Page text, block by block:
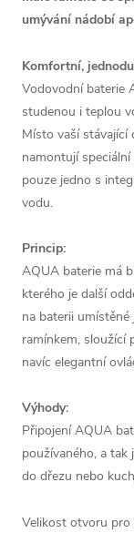
umývání nádobí
Komfortní,
Vodovodní baterie
studenou i teplou
Místo vaší stávající
namontují
pouze jedno s
vodu.
Princip:
AQUA baterie má
kterého je další
na baterii
ramínkem, sloužící
navíc elegantní
Výhody:
Připojení AQUA
používaného, a tak
do dřezu nebo
Velikost otvoru pro